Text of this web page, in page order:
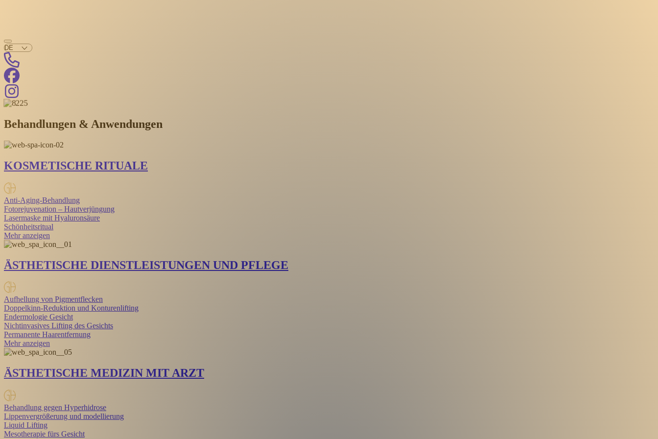
Behandlungen & Anwendungen
KOSMETISCHE RITUALE
Anti-Aging-Behandlung
Fotorejuvenation – Hautverjüngung
Lasermaske mit Hyaluronsäure
Schönheitsritual
Mehr anzeigen
ÄSTHETISCHE DIENSTLEISTUNGEN UND PFLEGE
Aufhellung von Pigmentflecken
Doppelkinn-Reduktion und Konturenlifting
Endermologie Gesicht
Nichtinvasives Lifting des Gesichts
Permanente Haarentfernung
Mehr anzeigen
ÄSTHETISCHE MEDIZIN MIT ARZT
Behandlung gegen Hyperhidrose
Lippenvergrößerung und modellierung
Liquid Lifting
Mesotherapie fürs Gesicht